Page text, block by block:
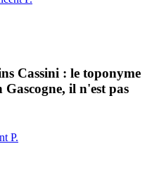
Cassini : le toponyme
il n'est pas
P.